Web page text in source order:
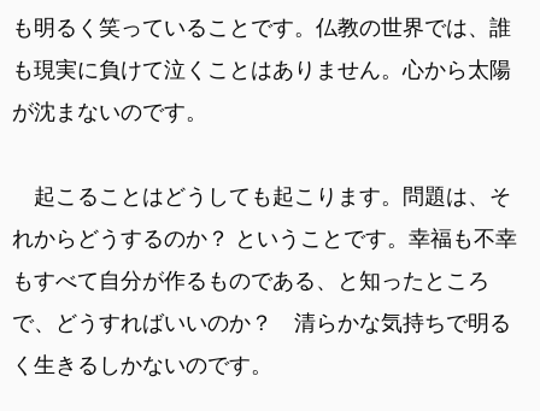
も明るく笑っていることです。仏教の世界では、誰
も現実に負けて泣くことはありません。心から太陽
が沈まないのです。
起こることはどうしても起こります。問題は、そ
れからどうするのか？ ということです。幸福も不幸
もすべて自分が作るものである、と知ったところ
で、どうすればいいのか？ 清らかな気持ちで明る
く生きるしかないのです。